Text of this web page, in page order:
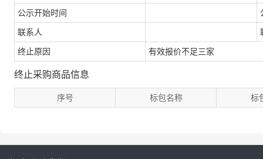
公示开始时间
联系人
终止原因 有效报价不足三家
终止采购商品信息
序号 标包名称 标